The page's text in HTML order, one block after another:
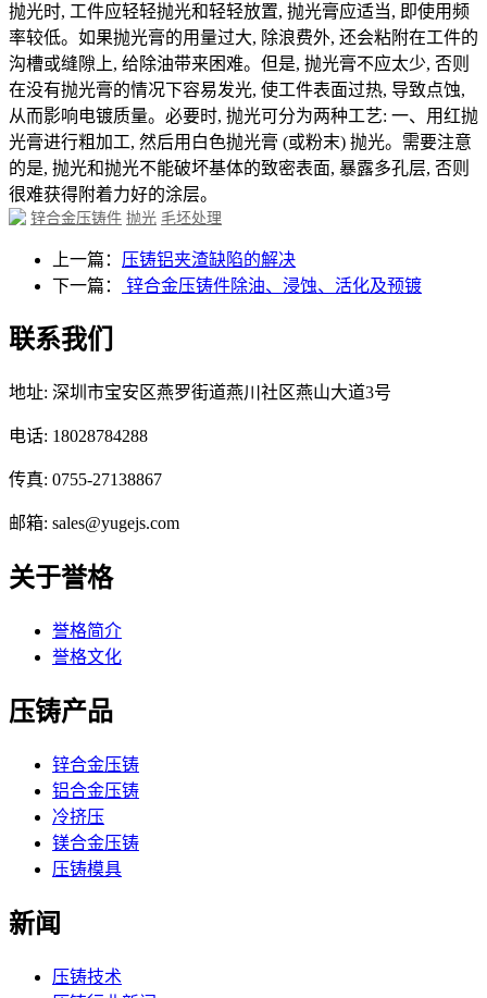
抛光时, 工件应轻轻抛光和轻轻放置, 抛光膏应适当, 即使用频
率较低。如果抛光膏的用量过大, 除浪费外, 还会粘附在工件的
沟槽或缝隙上, 给除油带来困难。但是, 抛光膏不应太少, 否则
在没有抛光膏的情况下容易发光, 使工件表面过热, 导致点蚀,
从而影响电镀质量。必要时, 抛光可分为两种工艺: 一、用红抛
光膏进行粗加工, 然后用白色抛光膏 (或粉末) 抛光。需要注意
的是, 抛光和抛光不能破坏基体的致密表面, 暴露多孔层, 否则
很难获得附着力好的涂层。
锌合金压铸件 抛光 毛坯处理
上一篇： 压铸铝夹渣缺陷的解决
下一篇：
锌合金压铸件除油、浸蚀、活化及预镀
联系我们
地址: 深圳市宝安区燕罗街道燕川社区燕山大道3号
电话: 18028784288
传真: 0755-27138867
邮箱: sales@yugejs.com
关于誉格
誉格简介
誉格文化
压铸产品
锌合金压铸
铝合金压铸
冷挤压
镁合金压铸
压铸模具
新闻
压铸技术